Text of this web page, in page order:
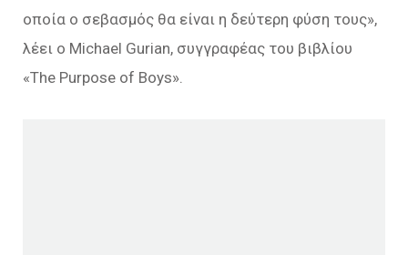
οποία ο σεβασμός θα είναι η δεύτερη φύση τους»,
λέει ο Michael Gurian, συγγραφέας του βιβλίου
«The Purpose of Boys».